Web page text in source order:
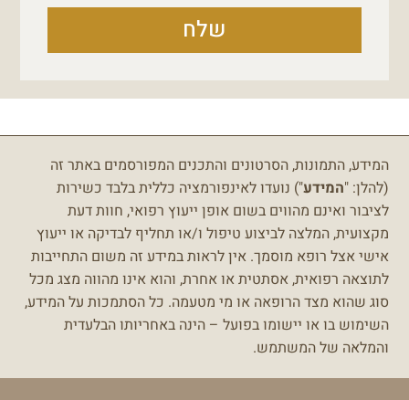
שלח
המידע, התמונות, הסרטונים והתכנים המפורסמים באתר זה
(להלן: "המידע") נועדו לאינפורמציה כללית בלבד כשירות
לציבור ואינם מהווים בשום אופן ייעוץ רפואי, חוות דעת
מקצועית, המלצה לביצוע טיפול ו/או תחליף לבדיקה או ייעוץ
אישי אצל רופא מוסמך. אין לראות במידע זה משום התחייבות
לתוצאה רפואית, אסתטית או אחרת, והוא אינו מהווה מצג מכל
סוג שהוא מצד הרופאה או מי מטעמה. כל הסתמכות על המידע,
השימוש בו או יישומו בפועל – הינה באחריותו הבלעדית
והמלאה של המשתמש.